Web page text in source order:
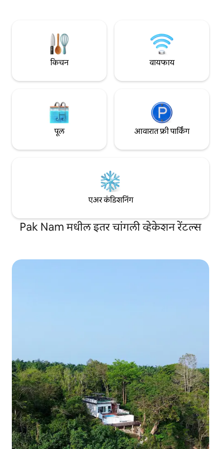
उपलब्ध 🚗 आहे. ️ वायफाय, गरम पाणी, रेफ्रिजरेटर,
केटल, एअर कंडिशनर, वॉशिंग मशीन आणि टीव्ही
असल्यास आगाऊ व्यवस्था केली जाऊ शकते.
दिवस 450 THB/7 दिवस 1,000 THB
आमच्याशी कधीही
किचन वायफाय
पूल आवारात फ्री पार्किंग
एअर कंडिशनिंग
Pak Nam मधील इतर चांगली व्हेकेशन रेंटल्स